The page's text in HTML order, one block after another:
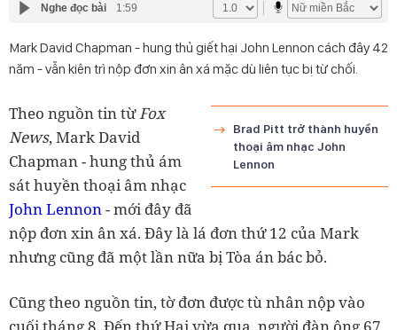
Nghe đọc bài 1:59
Mark David Chapman - hung thủ giết hại John Lennon cách đây 42
năm - vẫn kiên trì nộp đơn xin ân xá mặc dù liên tục bị từ chối.
Brad Pitt trở thành huyền
thoại âm nhạc John
Lennon
Theo nguồn tin từFox
News, Mark David
Chapman - hung thủ ám
sát huyền thoại âm nhạc
John Lennon- mới đây đã
nộp đơn xin ân xá. Đây là lá đơn thứ 12 của Mark
nhưng cũng đã một lần nữa bị Tòa án bác bỏ.
Cũng theo nguồn tin, tờ đơn được tù nhân nộp vào